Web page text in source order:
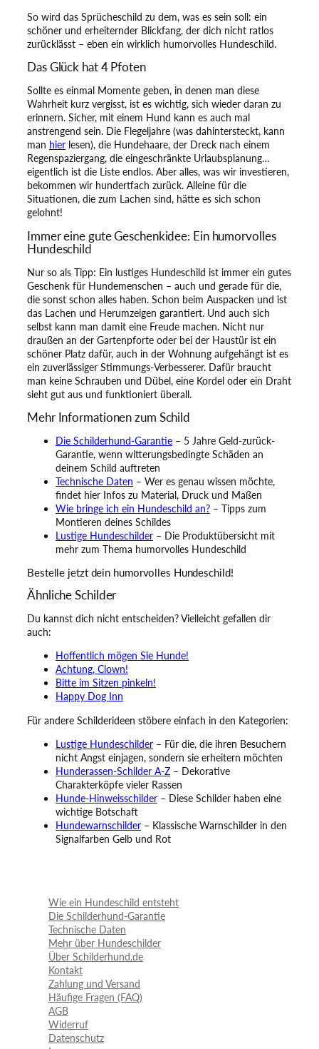
So wird das Sprücheschild zu dem, was es sein soll: ein
schöner und erheiternder Blickfang, der dich nicht ratlos
zurücklässt – eben ein wirklich humorvolles Hundeschild.
Das Glück hat 4 Pfoten
Sollte es einmal Momente geben, in denen man diese
Wahrheit kurz vergisst, ist es wichtig, sich wieder daran zu
erinnern. Sicher, mit einem Hund kann es auch mal
anstrengend sein. Die Flegeljahre (was dahintersteckt, kann
man hier lesen), die Hundehaare, der Dreck nach einem
Regenspaziergang, die eingeschränkte Urlaubsplanung…
eigentlich ist die Liste endlos. Aber alles, was wir investieren,
bekommen wir hundertfach zurück. Alleine für die
Situationen, die zum Lachen sind, hätte es sich schon
gelohnt!
Immer eine gute Geschenkidee: Ein humorvolles
Hundeschild
Nur so als Tipp: Ein lustiges Hundeschild ist immer ein gutes
Geschenk für Hundemenschen – auch und gerade für die,
die sonst schon alles haben. Schon beim Auspacken und ist
das Lachen und Herumzeigen garantiert. Und auch sich
selbst kann man damit eine Freude machen. Nicht nur
draußen an der Gartenpforte oder bei der Haustür ist ein
schöner Platz dafür, auch in der Wohnung aufgehängt ist es
ein zuverlässiger Stimmungs-Verbesserer. Dafür braucht
man keine Schrauben und Dübel, eine Kordel oder ein Draht
sieht gut aus und funktioniert überall.
Mehr Informationen zum Schild
Die Schilderhund-Garantie – 5 Jahre Geld-zurück-
Garantie, wenn witterungsbedingte Schäden an
deinem Schild auftreten
Technische Daten – Wer es genau wissen möchte,
findet hier Infos zu Material, Druck und Maßen
Wie bringe ich ein Hundeschild an? – Tipps zum
Montieren deines Schildes
Lustige Hundeschilder – Die Produktübersicht mit
mehr zum Thema humorvolles Hundeschild
Bestelle jetzt dein humorvolles Hundeschild!
Ähnliche Schilder
Du kannst dich nicht entscheiden? Vielleicht gefallen dir
auch:
Hoffentlich mögen Sie Hunde!
Achtung, Clown!
Bitte im Sitzen pinkeln!
Happy Dog Inn
Für andere Schilderideen stöbere einfach in den Kategorien:
Lustige Hundeschilder – Für die, die ihren Besuchern
nicht Angst einjagen, sondern sie erheitern möchten
Hunderassen-Schilder A-Z – Dekorative
Charakterköpfe vieler Rassen
Hunde-Hinweisschilder – Diese Schilder haben eine
wichtige Botschaft
Hundewarnschilder – Klassische Warnschilder in den
Signalfarben Gelb und Rot
Wie ein Hundeschild entsteht
Die Schilderhund-Garantie
Technische Daten
Mehr über Hundeschilder
Über Schilderhund.de
Kontakt
Zahlung und Versand
Häufige Fragen (FAQ)
AGB
Widerruf
Datenschutz